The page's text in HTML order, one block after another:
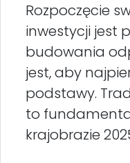
Rozpoczęcie
inwestycji jest
budowania
jest, aby
podstawy.
to
krajobrazie